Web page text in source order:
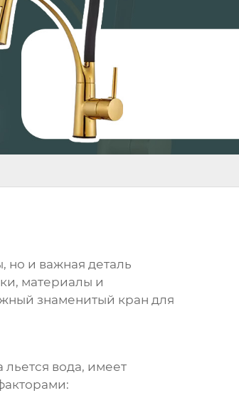
но и важная деталь
материалы и
знаменитый кран для
льется вода, имеет